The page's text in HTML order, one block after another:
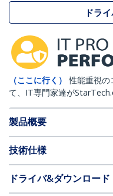
ドラ
（ここに行く）
性能重視の
て、IT専門家達が
製品概要
技術仕様
ドライバ&ダウンロード